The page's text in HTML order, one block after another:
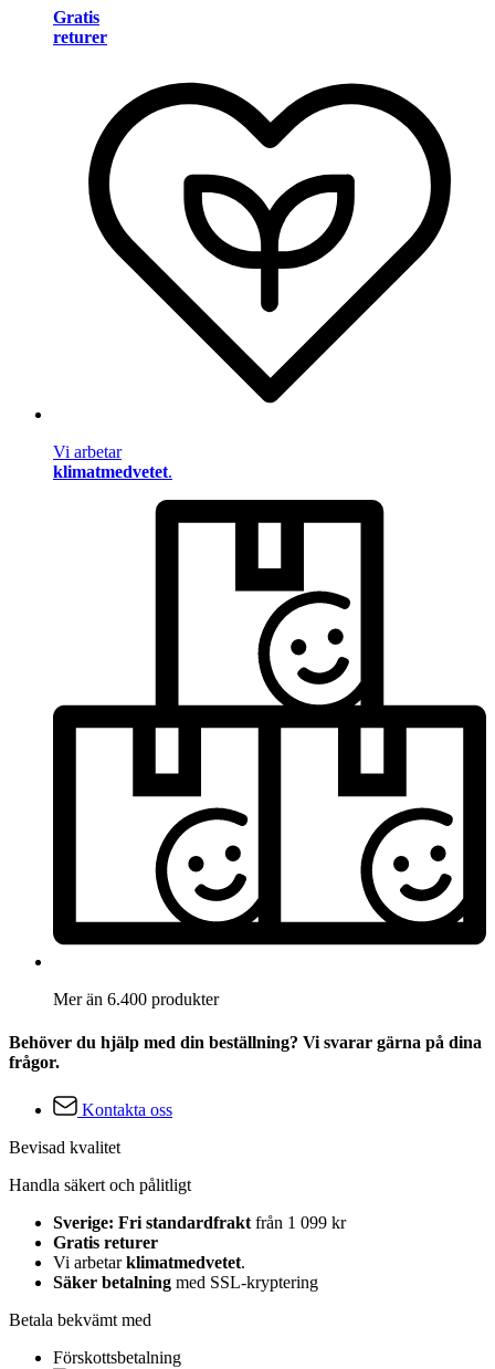
Gratis
returer
Vi arbetar
klimatmedvetet.
Mer än 6.400 produkter
Behöver du hjälp med din beställning? Vi svarar gärna på dina
frågor.
Kontakta oss
Bevisad kvalitet
Handla säkert och pålitligt
Sverige: Fri standardfraktfrån 1 099 kr
Gratis returer
Vi arbetarklimatmedvetet.
Säker betalning med SSL-kryptering
Betala bekvämt med
Förskottsbetalning